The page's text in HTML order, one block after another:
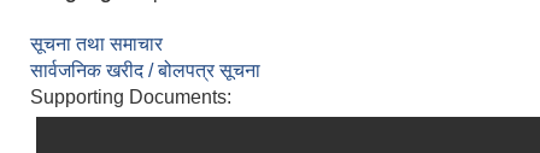
सूचना तथा समाचार
सार्वजनिक खरीद / बोलपत्र सूचना
Supporting Documents: